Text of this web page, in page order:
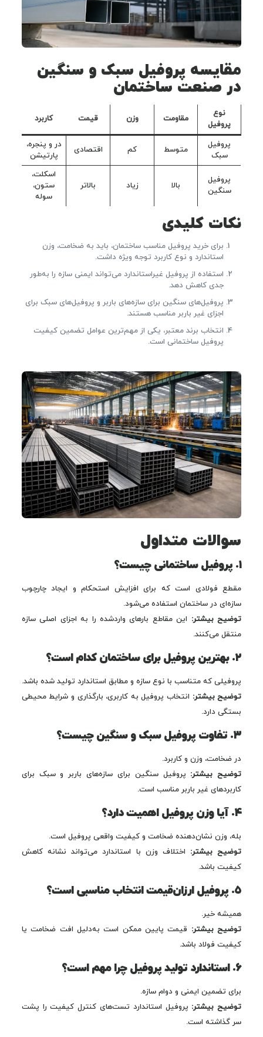
مقایسه پروفیل سبک و سنگین
در صنعت ساختمان
نوع
پروفیل
مقاومت وزن قیمت کاربرد
پروفیل
سبک
متوسط کم اقتصادی
در و پنجره،
پارتیشن
پروفیل
سنگین
بالا زیاد بالاتر
اسکلت،
ستون،
سوله
نکات کلیدی
برای خرید پروفیل مناسب ساختمان، باید به ضخامت، وزن
استاندارد و نوع کاربرد توجه ویژه داشت.
استفاده از پروفیل غیراستاندارد می‌تواند ایمنی سازه را به‌طور
جدی کاهش دهد.
پروفیل‌های سنگین برای سازه‌های باربر و پروفیل‌های سبک برای
اجزای غیر باربر مناسب هستند.
انتخاب برند معتبر، یکی از مهم‌ترین عوامل تضمین کیفیت
پروفیل ساختمانی است.
سوالات متداول
۱. پروفیل ساختمانی چیست؟
مقطع فولادی است که برای افزایش استحکام و ایجاد چارچوب
سازه‌ای در ساختمان استفاده می‌شود.
توضیح بیشتر: این مقاطع بارهای واردشده را به اجزای اصلی سازه
منتقل می‌کنند.
۲. بهترین پروفیل برای ساختمان کدام است؟
پروفیلی که متناسب با نوع سازه و مطابق استاندارد تولید شده باشد.
توضیح بیشتر: انتخاب پروفیل به کاربری، بارگذاری و شرایط محیطی
بستگی دارد.
۳. تفاوت پروفیل سبک و سنگین چیست؟
در ضخامت، وزن و کاربرد.
توضیح بیشتر: پروفیل سنگین برای سازه‌های باربر و سبک برای
کاربردهای غیر باربر مناسب است.
۴. آیا وزن پروفیل اهمیت دارد؟
بله، وزن نشان‌دهنده ضخامت و کیفیت واقعی پروفیل است.
توضیح بیشتر: اختلاف وزن با استاندارد می‌تواند نشانه کاهش
کیفیت باشد.
۵. پروفیل ارزان‌قیمت انتخاب مناسبی است؟
همیشه خیر.
توضیح بیشتر: قیمت پایین ممکن است به‌دلیل افت ضخامت یا
کیفیت فولاد باشد.
۶. استاندارد تولید پروفیل چرا مهم است؟
برای تضمین ایمنی و دوام سازه.
توضیح بیشتر: پروفیل استاندارد تست‌های کنترل کیفیت را پشت
سر گذاشته است.